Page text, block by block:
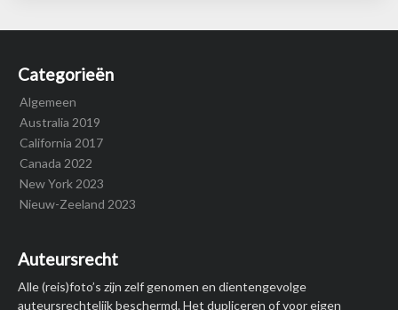
Categorieën
Algemeen
Australia 2019
California 2017
Canada 2022
New York 2023
Nieuw-Zeeland 2023
Auteursrecht
Alle (reis)foto’s zijn zelf genomen en dientengevolge
auteursrechtelijk beschermd. Het dupliceren of voor eigen